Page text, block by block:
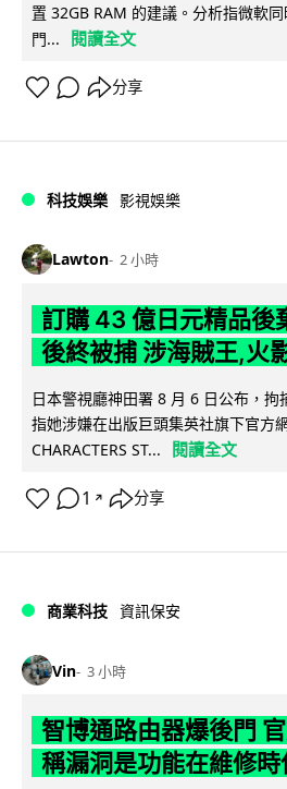
置 32GB RAM 的建議。分析指微軟
門...
閱讀全文
分享
科技娛樂 影視娛樂
Lawton 2 小時
訂購 43 億日元精品後
後終被捕 涉海賊王,火
日本警視廳神田署 8 月 6 日公布，拘
指她涉嫌在出版巨頭集英社旗下官方
CHARACTERS ST...
閱讀全文
1 ↗ 分享
商業科技 資訊保安
Vin 3 小時
智博通路由器爆後門
稱漏洞是功能在維修時